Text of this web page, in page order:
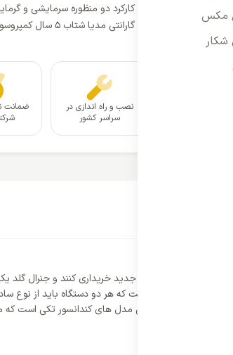
مکس
شکار
کارکرد دو منظوره سرمایشی و
گارانتی مدیا شتاب 5 سال کمپروسور و 24 ماه قطعات
نصب و راه اندازی در
سراسر کشور
ضمانت
پنل کندانسوری تازه و جدید خریداری کنند و جنرال
تکی جنرال گلد این است که هر دو دستگاه باید از